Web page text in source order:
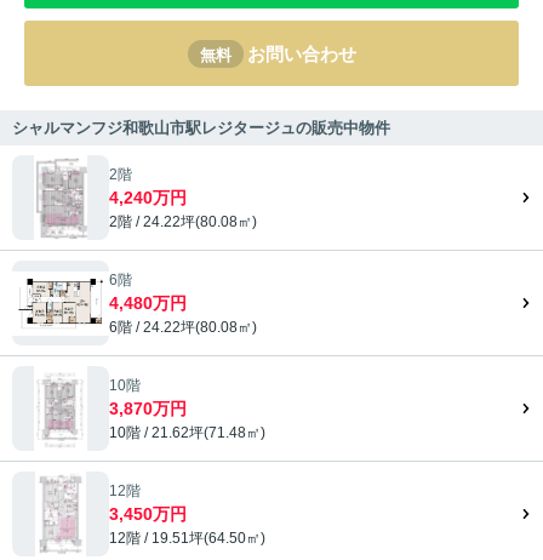
無料 お問い合わせ
シャルマンフジ和歌山市駅レジタージュの販売中物件
2階
4,240万円
2階 / 24.22坪(80.08㎡)
6階
4,480万円
6階 / 24.22坪(80.08㎡)
10階
3,870万円
10階 / 21.62坪(71.48㎡)
12階
3,450万円
12階 / 19.51坪(64.50㎡)